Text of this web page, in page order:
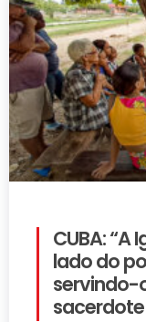
CUBA: “A
lado do
servindo-
sacerdote